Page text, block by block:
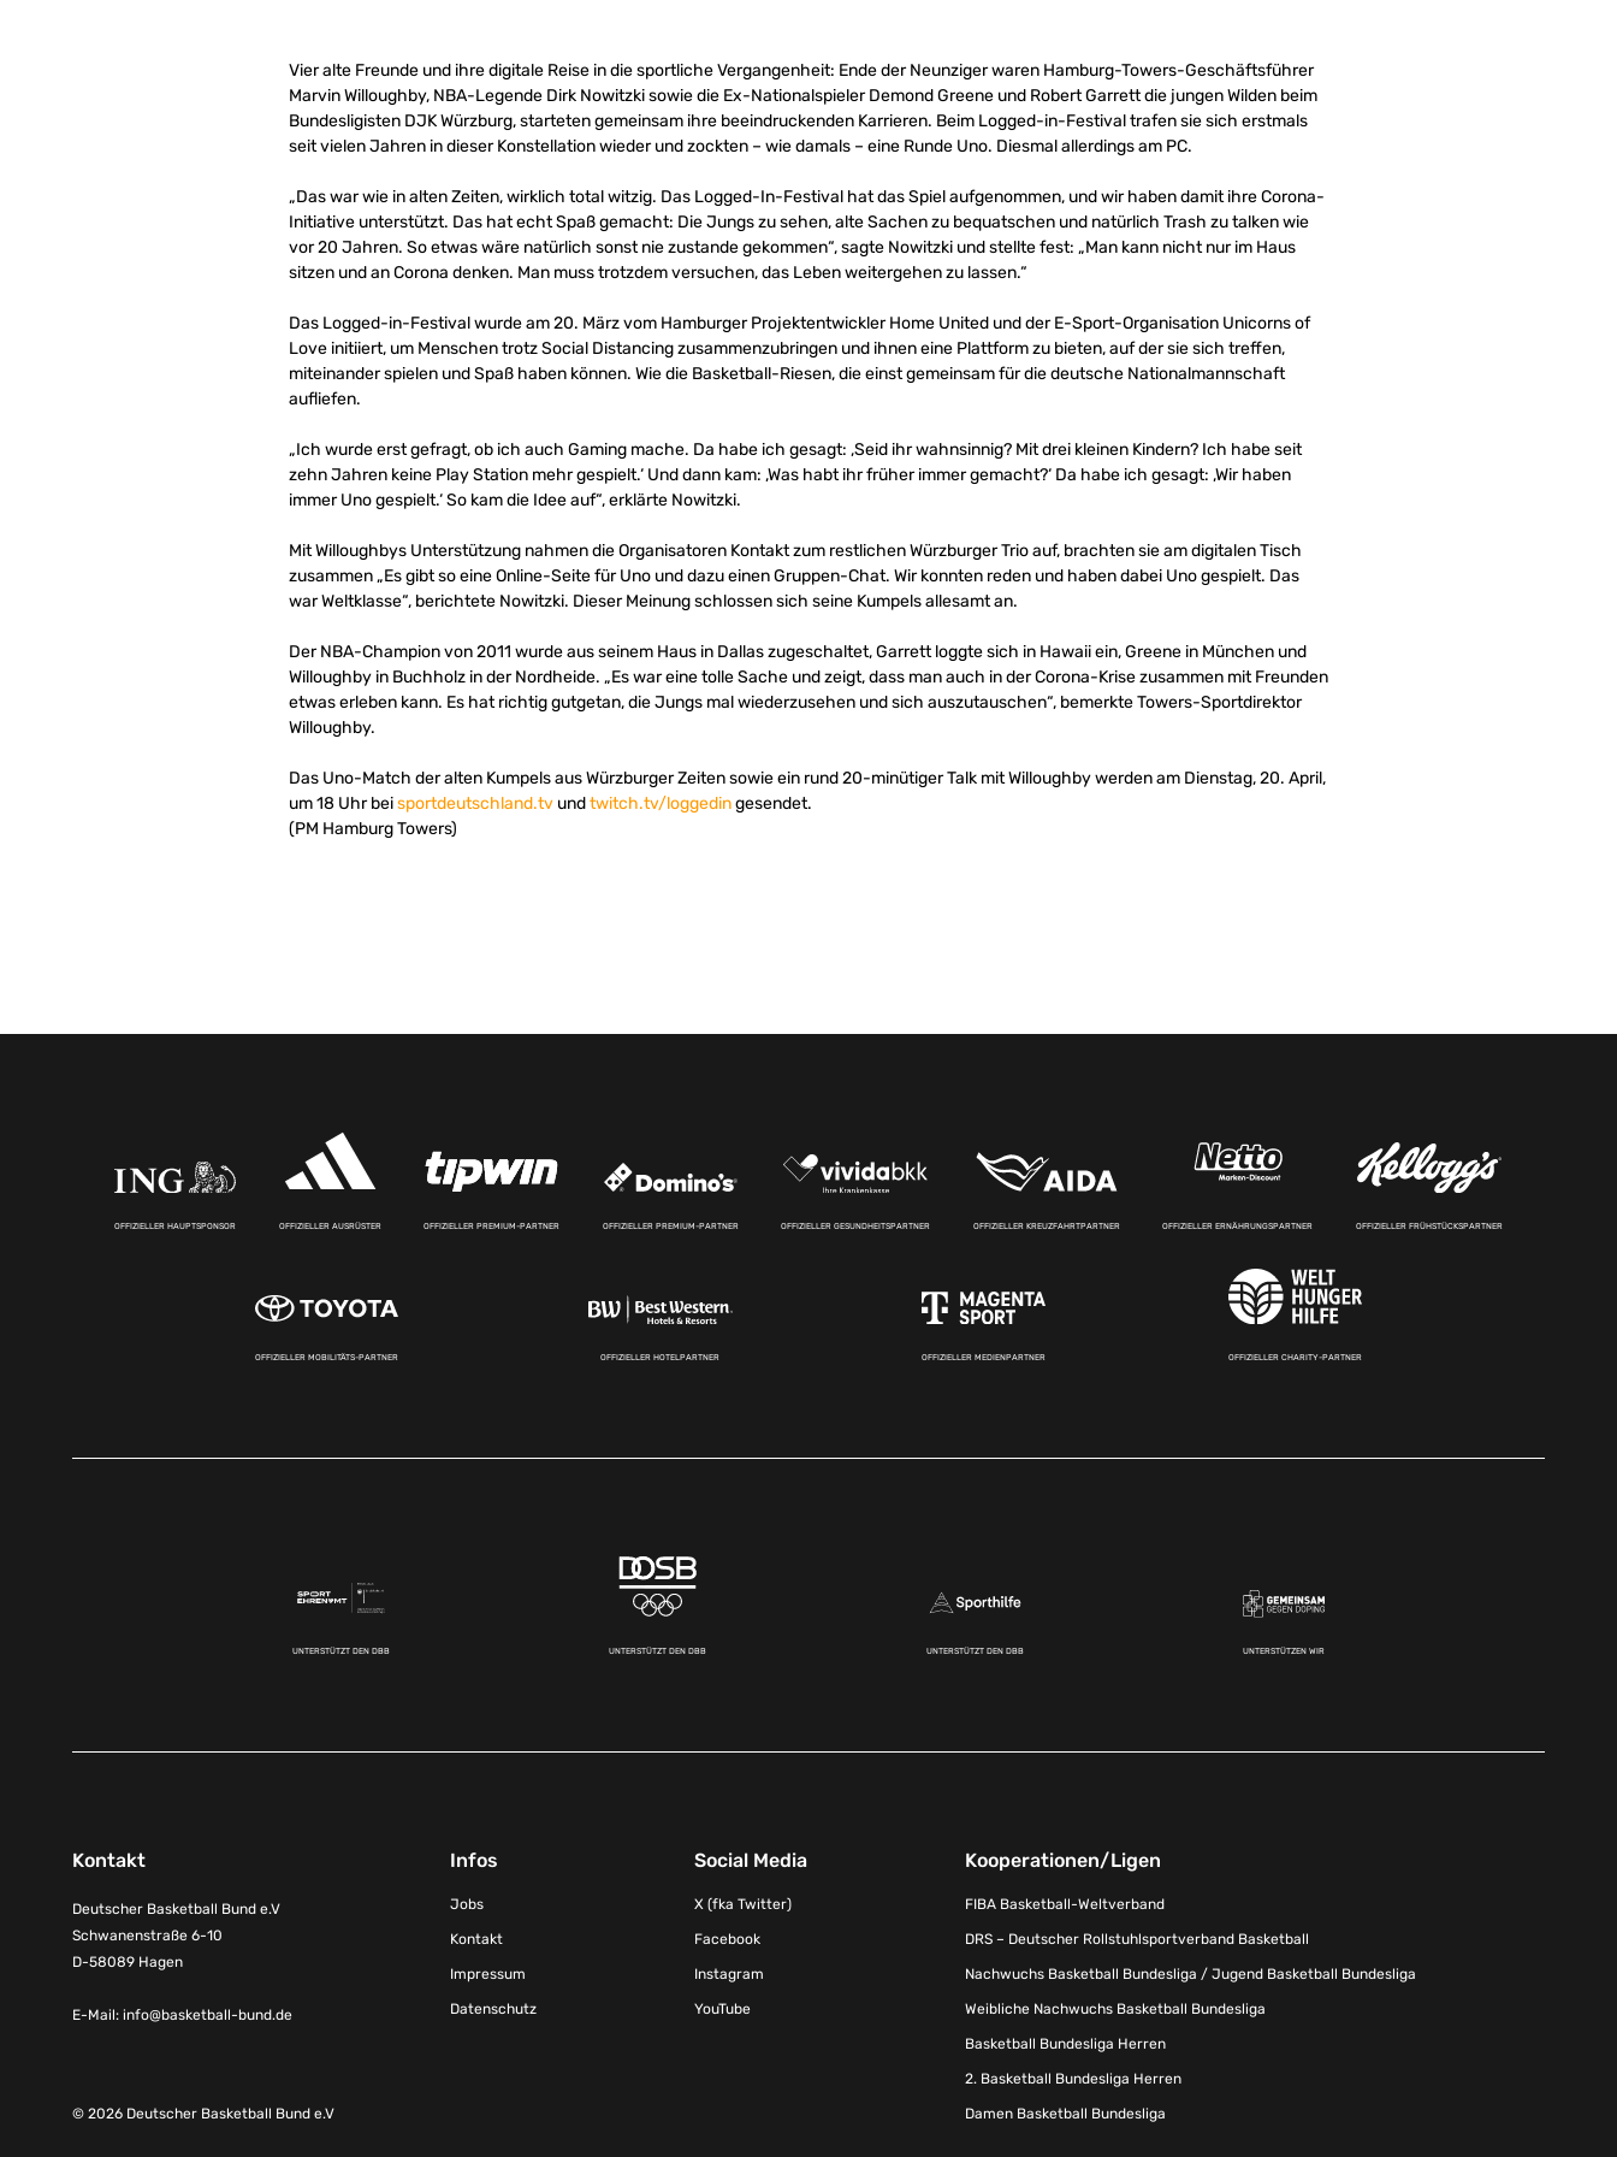
Vier alte Freunde und ihre digitale Reise in die sportliche Vergangenheit: Ende der Neunziger waren Hamburg-Towers-Geschäftsführer
Marvin Willoughby, NBA-Legende Dirk Nowitzki sowie die Ex-Nationalspieler Demond Greene und Robert Garrett die jungen Wilden beim
Bundesligisten DJK Würzburg, starteten gemeinsam ihre beeindruckenden Karrieren. Beim Logged-in-Festival trafen sie sich erstmals
seit vielen Jahren in dieser Konstellation wieder und zockten – wie damals – eine Runde Uno. Diesmal allerdings am PC.
„Das war wie in alten Zeiten, wirklich total witzig. Das Logged-In-Festival hat das Spiel aufgenommen, und wir haben damit ihre Corona-
Initiative unterstützt. Das hat echt Spaß gemacht: Die Jungs zu sehen, alte Sachen zu bequatschen und natürlich Trash zu talken wie
vor 20 Jahren. So etwas wäre natürlich sonst nie zustande gekommen“, sagte Nowitzki und stellte fest: „Man kann nicht nur im Haus
sitzen und an Corona denken. Man muss trotzdem versuchen, das Leben weitergehen zu lassen.“
Das Logged-in-Festival wurde am 20. März vom Hamburger Projektentwickler Home United und der E-Sport-Organisation Unicorns of
Love initiiert, um Menschen trotz Social Distancing zusammenzubringen und ihnen eine Plattform zu bieten, auf der sie sich treffen,
miteinander spielen und Spaß haben können. Wie die Basketball-Riesen, die einst gemeinsam für die deutsche Nationalmannschaft
aufliefen.
„Ich wurde erst gefragt, ob ich auch Gaming mache. Da habe ich gesagt: ‚Seid ihr wahnsinnig? Mit drei kleinen Kindern? Ich habe seit
zehn Jahren keine Play Station mehr gespielt.‘ Und dann kam: ‚Was habt ihr früher immer gemacht?‘ Da habe ich gesagt: ‚Wir haben
immer Uno gespielt.‘ So kam die Idee auf“, erklärte Nowitzki.
Mit Willoughbys Unterstützung nahmen die Organisatoren Kontakt zum restlichen Würzburger Trio auf, brachten sie am digitalen Tisch
zusammen „Es gibt so eine Online-Seite für Uno und dazu einen Gruppen-Chat. Wir konnten reden und haben dabei Uno gespielt. Das
war Weltklasse“, berichtete Nowitzki. Dieser Meinung schlossen sich seine Kumpels allesamt an.
Der NBA-Champion von 2011 wurde aus seinem Haus in Dallas zugeschaltet, Garrett loggte sich in Hawaii ein, Greene in München und
Willoughby in Buchholz in der Nordheide. „Es war eine tolle Sache und zeigt, dass man auch in der Corona-Krise zusammen mit Freunden
etwas erleben kann. Es hat richtig gutgetan, die Jungs mal wiederzusehen und sich auszutauschen“, bemerkte Towers-Sportdirektor
Willoughby.
Das Uno-Match der alten Kumpels aus Würzburger Zeiten sowie ein rund 20-minütiger Talk mit Willoughby werden am Dienstag, 20. April,
um 18 Uhr beisportdeutschland.tv undtwitch.tv/loggedingesendet.
(PM Hamburg Towers)
OFFIZIELLER HAUPTSPONSOR OFFIZIELLER AUSRÜSTER OFFIZIELLER PREMIUM-PARTNER OFFIZIELLER PREMIUM-PARTNER OFFIZIELLER GESUNDHEITSPARTNER OFFIZIELLER KREUZFAHRTPARTNER OFFIZIELLER ERNÄHRUNGSPARTNER OFFIZIELLER FRÜHSTÜCKSPARTNER
OFFIZIELLER MOBILITÄTS-PARTNER OFFIZIELLER HOTELPARTNER OFFIZIELLER MEDIENPARTNER OFFIZIELLER CHARITY-PARTNER
UNTERSTÜTZT DEN DBB UNTERSTÜTZT DEN DBB UNTERSTÜTZT DEN DBB UNTERSTÜTZEN WIR
Kontakt
Deutscher Basketball Bund e.V
Schwanenstraße 6-10
D-58089 Hagen
E-Mail: info@basketball-bund.de
Infos
Jobs
Kontakt
Impressum
Datenschutz
Social Media
X (fka Twitter)
Facebook
Instagram
YouTube
Kooperationen/Ligen
FIBA Basketball-Weltverband
DRS – Deutscher Rollstuhlsportverband Basketball
Nachwuchs Basketball Bundesliga / Jugend Basketball Bundesliga
Weibliche Nachwuchs Basketball Bundesliga
Basketball Bundesliga Herren
2. Basketball Bundesliga Herren
Damen Basketball Bundesliga
© 2026 Deutscher Basketball Bund e.V